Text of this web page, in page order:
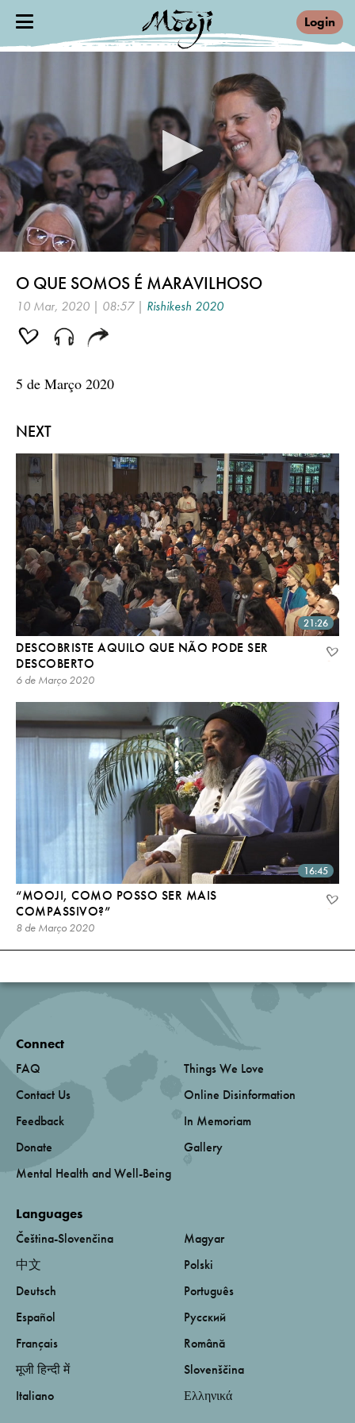
Login
minutes,
seconds
NEXT
21:26
DESCOBRISTE AQUILO QUE NÃO PODE SER
DESCOBERTO
6 de Março 2020
16:45
“MOOJI, COMO POSSO SER MAIS
COMPASSIVO?”
8 de Março 2020
O QUE SOMOS É MARAVILHOSO
10 Mar, 2020 | 08:57 | Rishikesh 2020
5 de Março 2020
Connect
FAQ
Contact Us
Feedback
Donate
Mental Health and Well-Being
Things We Love
Online Disinformation
In Memoriam
Gallery
Languages
Čeština-Slovenčina
中文
Deutsch
Español
Français
मूजी हिन्दी में
Italiano
Magyar
Polski
Português
Русский
Română
Slovenščina
Ελληνικά